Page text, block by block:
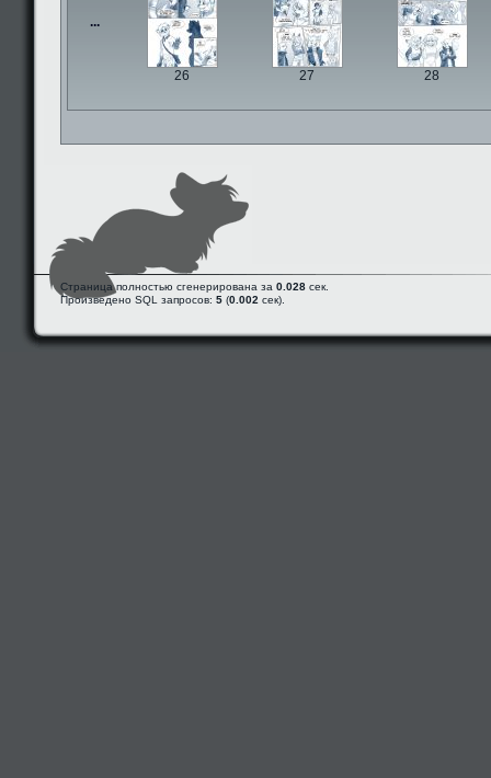
...
26 27 28
Страница полностью сгенерирована за 0.028 сек.
Произведено SQL запросов: 5 (0.002 сек).